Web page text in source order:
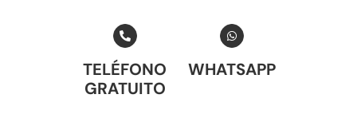
TELÉFONO
GRATUITO
WHATSAPP